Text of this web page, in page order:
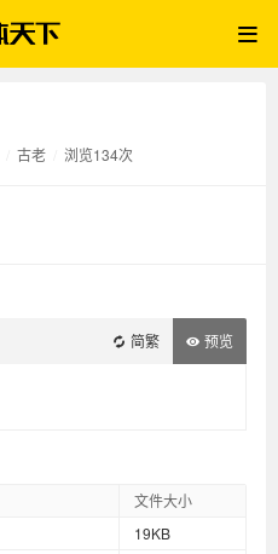
古老 浏览134次
简繁 预览
文件大小
19KB